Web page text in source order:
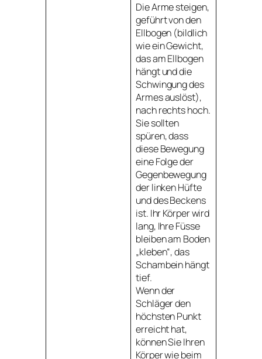
Die Arme steigen,
geführt von den
Ellbogen (bildlich
wie ein Gewicht,
das am Ellbogen
hängt und die
Schwingung des
Armes auslöst),
nach rechts hoch.
Sie sollten
spüren, dass
diese Bewegung
eine Folge der
Gegenbewegung
der linken Hüfte
und des Beckens
ist. Ihr Körper wird
lang, Ihre Füsse
bleiben am Boden
„kleben“, das
Schambein hängt
tief.
Wenn der
Schläger den
höchsten Punkt
erreicht hat,
können Sie Ihren
Körper wie beim